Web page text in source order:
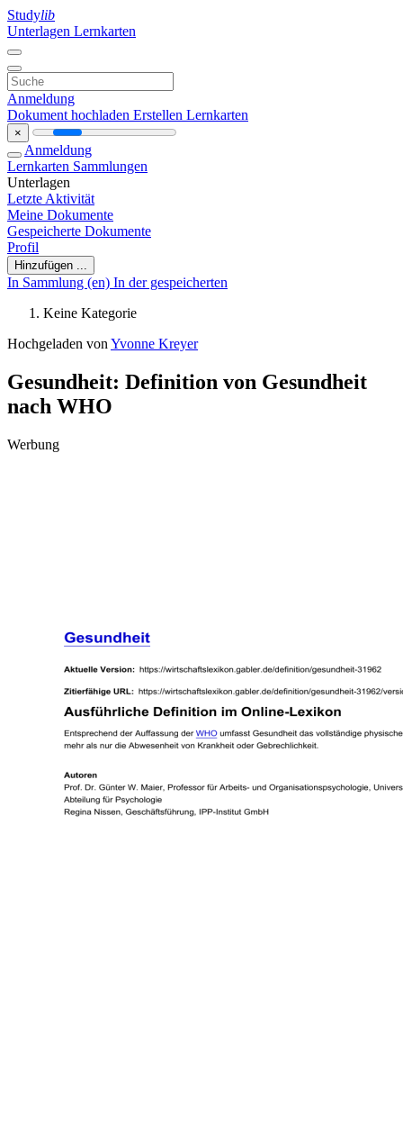
Studylib
Unterlagen Lernkarten
Anmeldung
Dokument hochladen Erstellen Lernkarten
×
Anmeldung
Lernkarten Sammlungen
Unterlagen
Letzte Aktivität
Meine Dokumente
Gespeicherte Dokumente
Profil
Hinzufügen ...
In Sammlung (en) In der gespeicherten
Keine Kategorie
Hochgeladen von Yvonne Kreyer
Gesundheit: Definition von Gesundheit
nach WHO
Werbung